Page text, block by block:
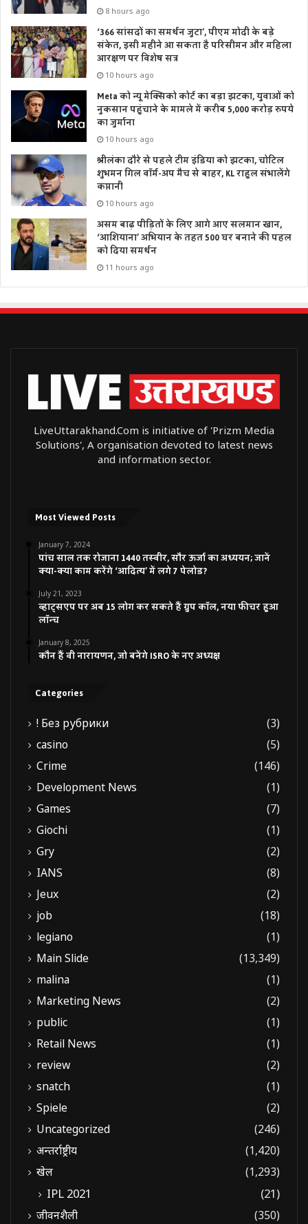
8 hours ago
‘366 सांसदों का समर्थन जुटा’, पीएम मोदी के बड़े
संकेत, इसी महीने आ सकता है परिसीमन और महिला
आरक्षण पर विशेष सत्र
10 hours ago
Meta को न्यू मेक्सिको कोर्ट का बड़ा झटका, युवाओं को
नुकसान पहुंचाने के मामले में करीब 5,000 करोड़ रुपये
का जुर्माना
10 hours ago
श्रीलंका दौरे से पहले टीम इंडिया को झटका, चोटिल
शुभमन गिल वॉर्म-अप मैच से बाहर, KL राहुल संभालेंगे
कप्तानी
10 hours ago
असम बाढ़ पीड़ितों के लिए आगे आए सलमान खान,
‘आशियाना’ अभियान के तहत 500 घर बनाने की पहल
को दिया समर्थन
11 hours ago
LiveUttarakhand.Com is initiative of 'Prizm Media
Solutions', A organisation devoted to latest news
and information sector.
Most Viewed Posts
January 7, 2024
पांच साल तक रोजाना 1440 तस्वीर, सौर ऊर्जा का अध्ययन; जानें
क्या-क्या काम करेंगे ‘आदित्य’ में लगे 7 पेलोड?
July 21, 2023
व्हाट्सएप पर अब 15 लोग कर सकते हैं ग्रुप कॉल, नया फीचर हुआ
लॉन्च
January 8, 2025
कौन हैं वी नारायणन, जो बनेंगे ISRO के नए अध्यक्ष
Categories
! Без рубрики
(3)
casino
(5)
Crime
(146)
Development News
(1)
Games
(7)
Giochi
(1)
Gry
(2)
IANS
(8)
Jeux
(2)
job
(18)
legiano
(1)
Main Slide
(13,349)
malina
(1)
Marketing News
(2)
public
(1)
Retail News
(1)
review
(2)
snatch
(1)
Spiele
(2)
Uncategorized
(246)
अन्तर्राष्ट्रीय
(1,420)
खेल
(1,293)
IPL 2021 (21)
जीवनशैली
(350)